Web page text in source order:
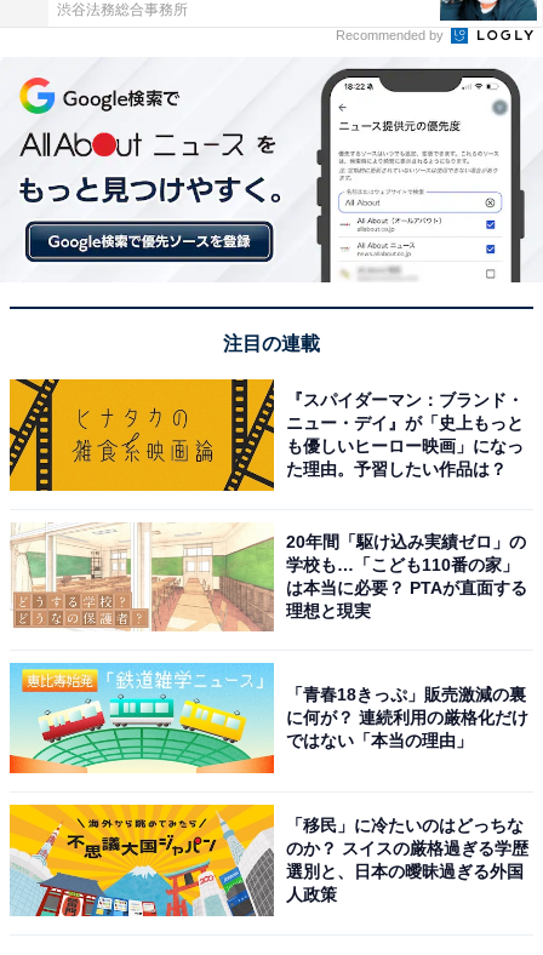
俳優・横浜流星さんは、2012年に『仮面ライダーフォー
ゼ』（テレビ朝日系）でテレビドラマ初主演を果たして
以降、映画やドラマを中心に着実にキャリアを重ねてい
ます。凛とした佇まいと端正な顔立ちが魅力的な横浜さ
ん。真っすぐ見つめる瞳の強さは、静かでありながら確
かな意思を感じさせます。
す安心感は、まさに「救国顔」という言葉がしっくりき
ます。
回答者からは「彼がいれば大丈夫というような安心感を
与えてくれそうだから」（30代男性／長野県）、「好青
年タイプといえば、横浜流星！とにかく爽やかで好青年
感がいつまでもあって欲しい」（20代女性／広島県）、
「透明感ある瞳と優しい表情が好青年そのもの。 誠実で
一途なイメージが強く、清潔感が漂う」（50代男性／東
京都）、「爽やかなイケメンのイメージだから」（30代
女性／愛知県）などの声が上がりました。
※回答者からのコメントは原文ママです
この記事の筆者：児玉 友梨 プロフィール
1987年東京都生まれ。フリーライター。地方に移住し、
農業の傍ら地域の魅力や暮らしに役立つ情報を中心に寄
渋谷法務総合事務所
Recommended by
注目の連載
『スパイダーマン：ブランド・
ニュー・デイ』が「史上もっと
も優しいヒーロー映画」になっ
た理由。予習したい作品は？
20年間「駆け込み実績ゼロ」の
学校も…「こども110番の家」
は本当に必要？ PTAが直面する
理想と現実
「青春18きっぷ」販売激減の裏
に何が？ 連続利用の厳格化だけ
ではない「本当の理由」
「移民」に冷たいのはどっちな
のか？ スイスの厳格過ぎる学歴
選別と、日本の曖昧過ぎる外国
人政策